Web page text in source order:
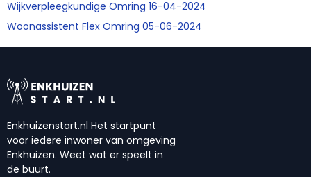
Wijkverpleegkundige Omring 16-04-2024
Woonassistent Flex Omring 05-06-2024
Enkhuizenstart.nl Het startpunt
voor iedere inwoner van omgeving
Enkhuizen. Weet wat er speelt in
de buurt.